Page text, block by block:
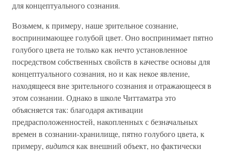
для концептуального сознания.
Возьмем, к примеру, наше зрительное сознание,
воспринимающее голубой цвет. Оно воспринимает пятно
голубого цвета не только как нечто установленное
посредством собственных свойств в качестве основы для
концептуального сознания, но и как некое явление,
находящееся вне зрительного сознания и отражающееся в
этом сознании. Однако в школе Читтаматра это
объясняется так: благодаря активации
предрасположенностей, накопленных с безначальных
времен в сознании-хранилище, пятно голубого цвета, к
примеру, видитсякак внешний объект, но фактически